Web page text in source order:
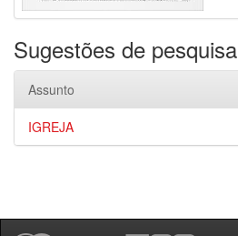
Sugestões de pesquisa
Assunto
IGREJA